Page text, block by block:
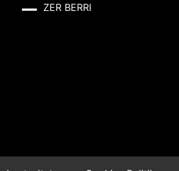
ZER BERRI